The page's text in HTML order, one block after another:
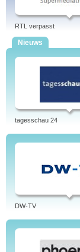
RTL verpasst
Nieuws
tagesschau 24
DW-TV